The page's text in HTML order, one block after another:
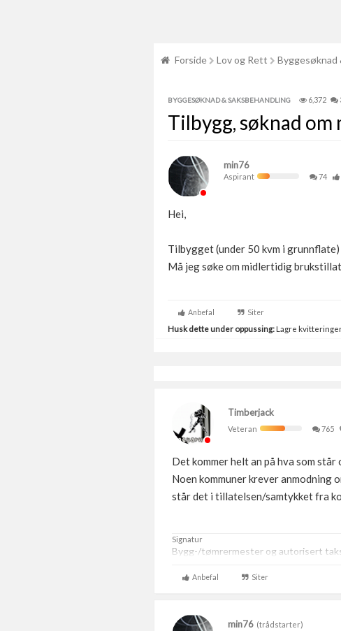
Forside Lov og Rett Byggesøknad
BYGGESØKNAD & SAKSBEHANDLING 6,372
Tilbygg, søknad
min76
Aspirant 74
Hei,
Tilbygget (under 50 kvm i
Må jeg søke om midlertidig
Anbefal Siter
Husk dette under oppussing:Lagre
Timberjack
Veteran
765
Det kommer helt an på hva som
Noen kommuner krever
står det i tillatelsen/samtykket fra
Signatur
Bygg-/tømrermester og autorisert
Anbefal Siter
min76 (trådstarter)